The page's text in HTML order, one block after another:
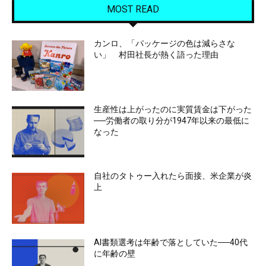
MOST READ
カンロ、「パッケージの色は減らさな
い」 村田社長が熱く語った理由
生産性は上がったのに実質賃金は下がった
──労働者の取り分が1947年以来の最低に
なった
自社のタトゥー入れたら面接、米企業が炎
上
AI書類選考は年齢で落としていた──40代
に年齢の壁